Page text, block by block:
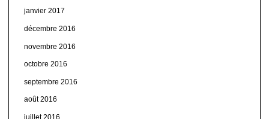
janvier 2017
décembre 2016
novembre 2016
octobre 2016
septembre 2016
août 2016
juillet 2016